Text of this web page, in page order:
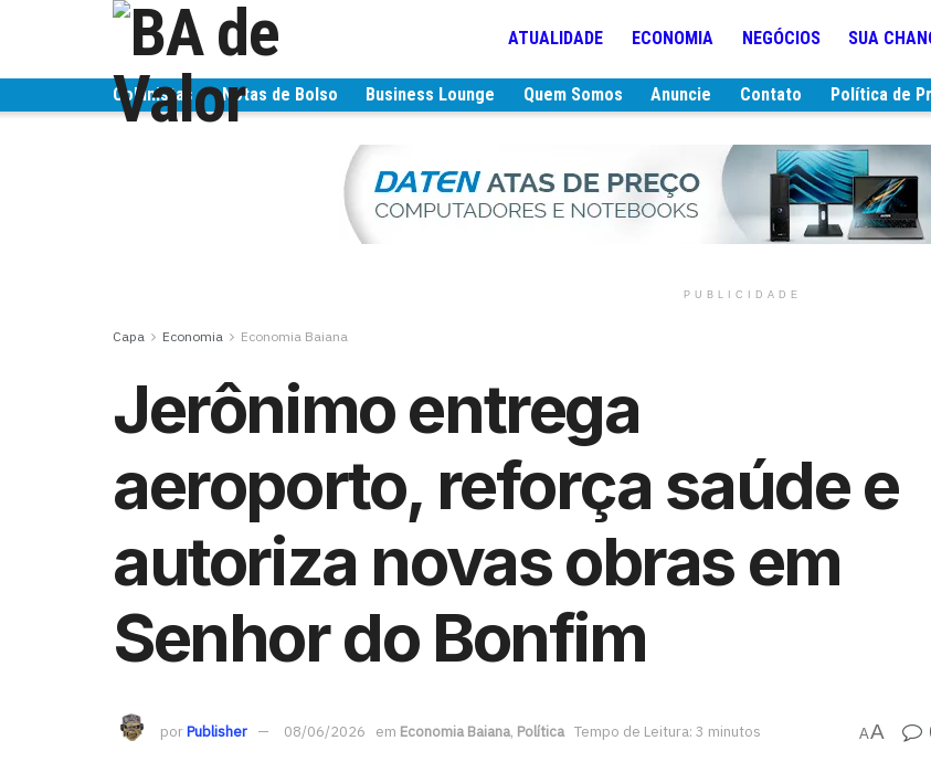
ATUALIDADE ECONOMIA NEGÓCIOS SUA
Colunistas Notas de Bolso Business Lounge Quem Somos Anuncie Contato Política de
PUBLICIDADE
Capa Economia Economia Baiana
Jerônimo entrega
aeroporto, reforça saúde e
autoriza novas obras em
Senhor do Bonfim
porPublisher 08/06/2026 em Economia Baiana, Política Tempo de Leitura: 3 minutos AA